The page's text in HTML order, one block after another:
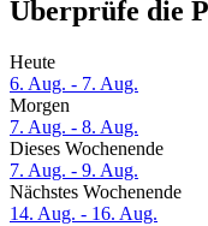
Überprüfe die
Heute
6. Aug. - 7. Aug.
Morgen
7. Aug. - 8. Aug.
Dieses Wochenende
7. Aug. - 9. Aug.
Nächstes Wochenende
14. Aug. - 16. Aug.